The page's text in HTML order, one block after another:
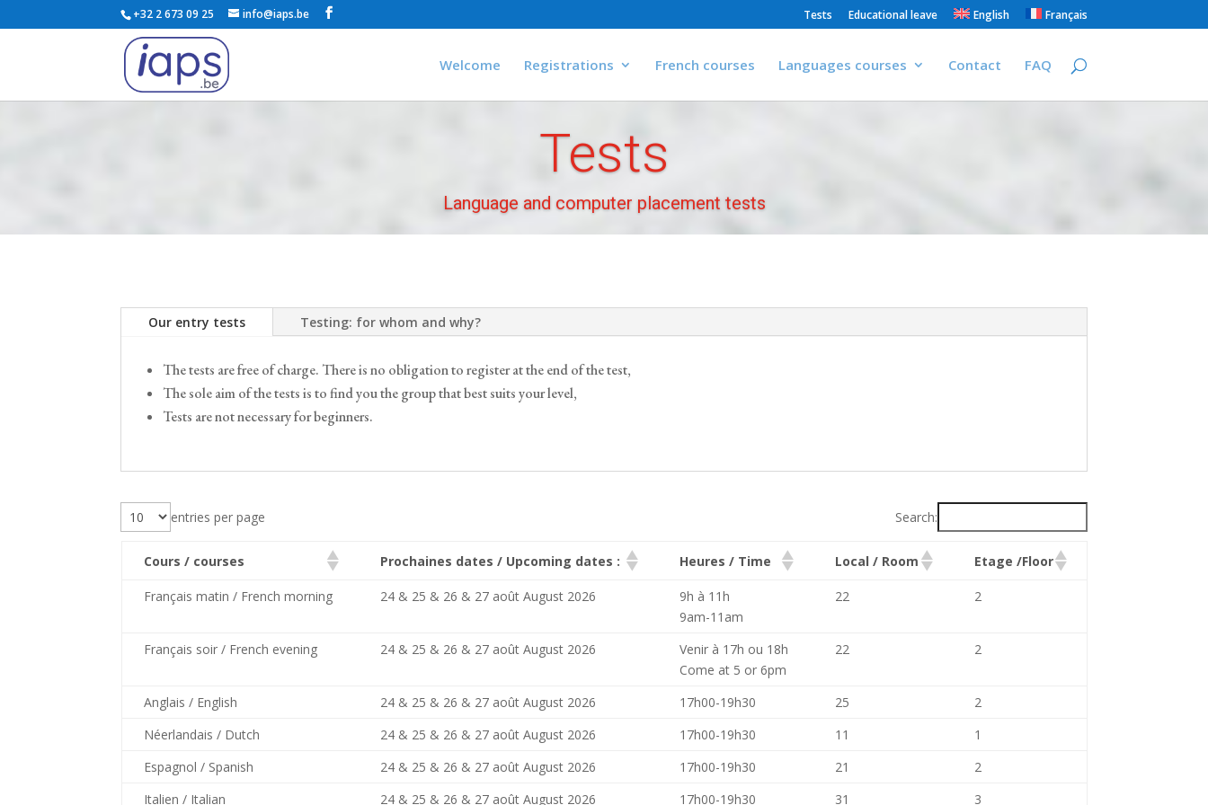
+32 2 673 09 25 info@iaps.be Tests Educational leave English Français
Welcome Registrations French courses Languages courses Contact FAQ
Tests
Language and computer placement tests
Our entry tests Testing: for whom and why?
The tests are free of charge. There is no obligation to register at the end of the test,
The sole aim of the tests is to find you the group that best suits your level,
Tests are not necessary for beginners.
entries per page Search:
Cours / courses Prochaines dates / Upcoming dates : Heures / Time Local / Room Etage /Floor
Français matin / French morning 24 & 25 & 26 & 27 août August 2026
9h à 11h
9am-11am
22 2
Français soir / French evening 24 & 25 & 26 & 27 août August 2026
Venir à 17h ou 18h
Come at 5 or 6pm
22 2
Anglais / English 24 & 25 & 26 & 27 août August 2026 17h00-19h30 25
2
Néerlandais / Dutch
24 & 25 & 26 & 27 août August 2026 17h00-19h30 11
1
Espagnol / Spanish
24 & 25 & 26 & 27 août August 2026 17h00-19h30 21
2
Italien / Italian
24 & 25 & 26 & 27 août August 2026 17h00-19h30 31 3